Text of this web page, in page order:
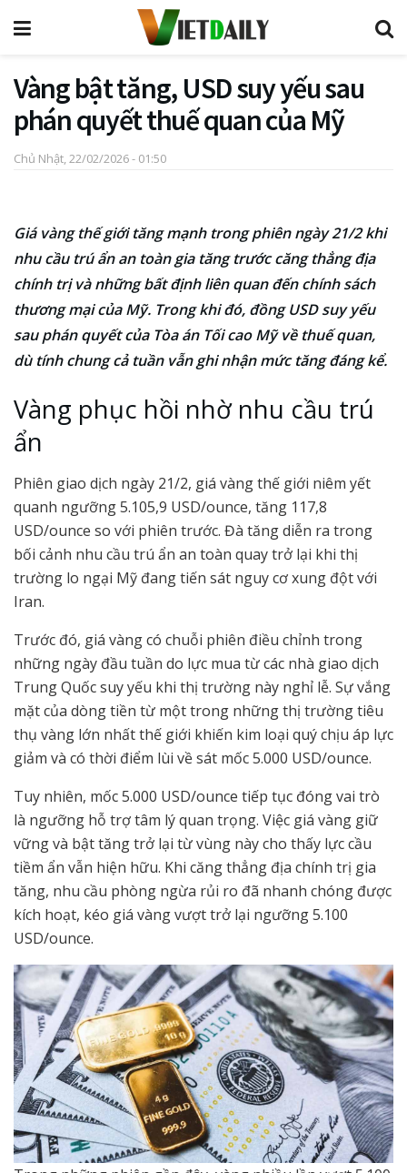
Vàng bật tăng, USD suy yếu sau
phán quyết thuế quan của Mỹ
Chủ Nhật, 22/02/2026 - 01:50
Giá vàng thế giới tăng mạnh trong phiên ngày 21/2 khi
nhu cầu trú ẩn an toàn gia tăng trước căng thẳng địa
chính trị và những bất định liên quan đến chính sách
thương mại của Mỹ. Trong khi đó, đồng USD suy yếu
sau phán quyết của Tòa án Tối cao Mỹ về thuế quan,
dù tính chung cả tuần vẫn ghi nhận mức tăng đáng kể.
Vàng phục hồi nhờ nhu cầu trú
ẩn
Phiên giao dịch ngày 21/2, giá vàng thế giới niêm yết
quanh ngưỡng 5.105,9 USD/ounce, tăng 117,8
USD/ounce so với phiên trước. Đà tăng diễn ra trong
bối cảnh nhu cầu trú ẩn an toàn quay trở lại khi thị
trường lo ngại Mỹ đang tiến sát nguy cơ xung đột với
Iran.
Trước đó, giá vàng có chuỗi phiên điều chỉnh trong
những ngày đầu tuần do lực mua từ các nhà giao dịch
Trung Quốc suy yếu khi thị trường này nghỉ lễ. Sự vắng
mặt của dòng tiền từ một trong những thị trường tiêu
thụ vàng lớn nhất thế giới khiến kim loại quý chịu áp lực
giảm và có thời điểm lùi về sát mốc 5.000 USD/ounce.
Tuy nhiên, mốc 5.000 USD/ounce tiếp tục đóng vai trò
là ngưỡng hỗ trợ tâm lý quan trọng. Việc giá vàng giữ
vững và bật tăng trở lại từ vùng này cho thấy lực cầu
tiềm ẩn vẫn hiện hữu. Khi căng thẳng địa chính trị gia
tăng, nhu cầu phòng ngừa rủi ro đã nhanh chóng được
kích hoạt, kéo giá vàng vượt trở lại ngưỡng 5.100
USD/ounce.